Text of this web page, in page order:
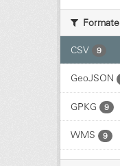
Formate
CSV 9
GeoJSON
GPKG 9
WMS 9